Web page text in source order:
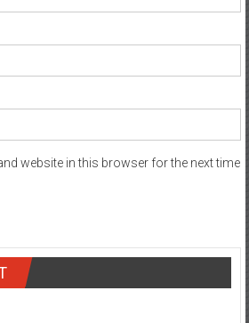
website in this browser for the next time